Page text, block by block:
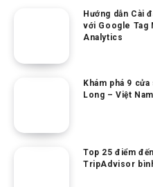
Hướng dẫn Cài
với Google Tag
Analytics
Khám phá 9
Long – Việt Nam
Top 25 điểm
TripAdvisor